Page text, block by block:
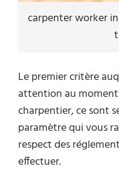
carpenter worker
Le premier critère
attention au
charpentier, ce sont
paramètre qui vous
respect des
effectuer.